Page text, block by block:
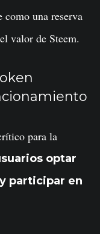
como una reserva
valor de Steem.
para la
optar
participar en